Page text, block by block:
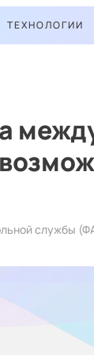
ТЕХНОЛОГИИ
службы